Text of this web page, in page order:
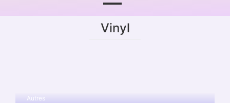
Vinyl
Autres